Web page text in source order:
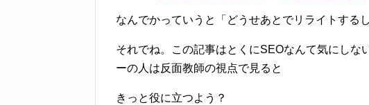
なんでかっていうと「どうせあとでリライトする
それでね。この記事はとくにSEOなんて気にしな
ーの人は反面教師の視点で見ると
きっと役に立つよう？